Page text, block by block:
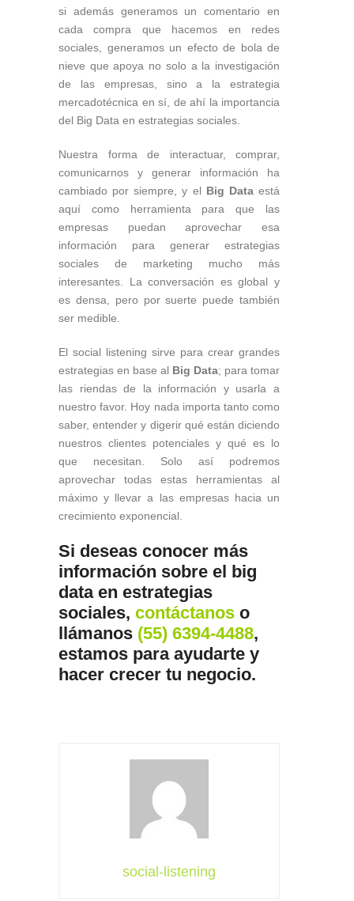
si además generamos un comentario en
cada compra que hacemos en redes
sociales, generamos un efecto de bola de
nieve que apoya no solo a la investigación
de las empresas, sino a la estrategia
mercadotécnica en sí, de ahí la importancia
del Big Data en estrategias sociales.
Nuestra forma de interactuar, comprar,
comunicarnos y generar información ha
cambiado por siempre, y el Big Dataestá
aquí como herramienta para que las
empresas puedan aprovechar esa
información para generar estrategias
sociales de marketing mucho más
interesantes. La conversación es global y
es densa, pero por suerte puede también
ser medible.
El social listening sirve para crear grandes
estrategias en base al Big Data; para tomar
las riendas de la información y usarla a
nuestro favor. Hoy nada importa tanto como
saber, entender y digerir qué están diciendo
nuestros clientes potenciales y qué es lo
que necesitan. Solo así podremos
aprovechar todas estas herramientas al
máximo y llevar a las empresas hacia un
crecimiento exponencial.
Si deseas conocer más
información sobre el big
data en estrategias
sociales, contáctanos o
llámanos (55) 6394-4488,
estamos para ayudarte y
hacer crecer tu negocio.
social-listening